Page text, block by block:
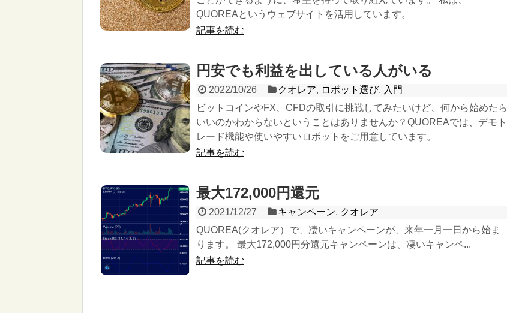
QUOREAというウェブサイトを活用しています。
記事を読む
円安でも利益を出している人がいる
2022/10/26 クオレア, ロボット選び, 入門
ビットコインやFX、CFDの取引に挑戦してみたいけど、何から始めたら
いいのかわからないということはありませんか？QUOREAでは、デモト
レード機能や使いやすいロボットをご用意しています。
記事を読む
最大172,000円還元
2021/12/27 キャンペーン, クオレア
QUOREA(クオレア）で、凄いキャンペーンが、来年一月一日から始ま
ります。 最大172,000円分還元キャンペーンは、凄いキャンペ...
記事を読む